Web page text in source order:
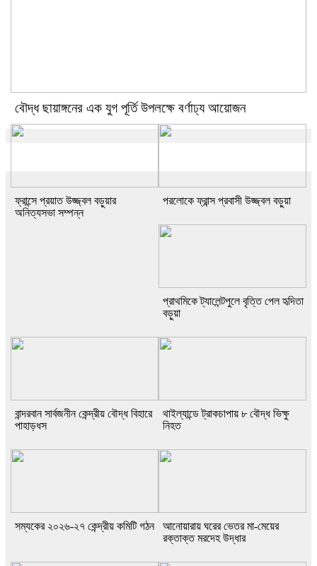
বৌদ্ধ ছায়াঙ্গনের এক যুগ পূর্তি উপলক্ষে বর্ণাঢ্য আয়োজন
ফ্রান্সে প্রয়াত উজ্জ্বল বড়ুয়ার
অনিত্যসভা সম্পন্ন
পরলোকে ফ্রান্স প্রবাসী উজ্জ্বল বড়ুয়া
প্রাথমিকে ট্যালেন্টপুলে বৃত্তি পেল হৃদিতা
বড়ুয়া
বান্দরবান সার্বজনীন কেন্দ্রীয় বৌদ্ধ বিহারে
পাহাড়ধস
থাইল্যান্ডে ট্রাকচাপায় ৮ বৌদ্ধ ভিক্ষু
নিহত
সম্যকের ২০২৬-২৭ কেন্দ্রীয় কমিটি গঠন
আনোয়ারায় ঘরের ভেতর মা-মেয়ের
রক্তাক্ত মরদেহ উদ্ধার